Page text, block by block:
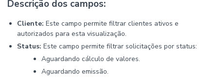
Descrição dos campos:
Cliente: Este campo permite filtrar clientes ativos e
autorizados para esta visualização.
Status: Este campo permite filtrar solicitações por status:
Aguardando cálculo de valores.
Aguardando emissão.